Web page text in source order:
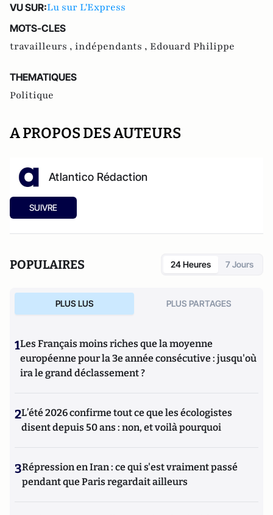
VU SUR:Lu sur L'Express
MOTS-CLES
travailleurs , indépendants , Edouard Philippe
THEMATIQUES
Politique
A PROPOS DES AUTEURS
Atlantico Rédaction
SUIVRE
POPULAIRES 24 Heures 7 Jours
PLUS LUS PLUS PARTAGES
1Les Français moins riches que la moyenne
européenne pour la 3e année consécutive : jusqu'où
ira le grand déclassement ?
2L’été 2026 confirme tout ce que les écologistes
disent depuis 50 ans : non, et voilà pourquoi
3Répression en Iran : ce qui s'est vraiment passé
pendant que Paris regardait ailleurs